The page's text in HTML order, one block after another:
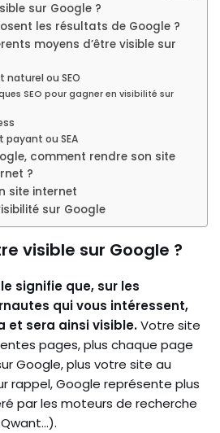
sur Google ?
les résultats de Google ?
moyens d’être visible sur
naturel ou SEO
SEO pour gagner en visibilité sur
ou SEA
comment rendre son site
?
site internet
sur Google
visible sur Google ?
signifie que, sur les
qui vous intéressent,
sera ainsi visible.Votre site
pages, plus chaque page
Google, plus votre site au
rappel, Google représente plus
par les moteurs de recherche